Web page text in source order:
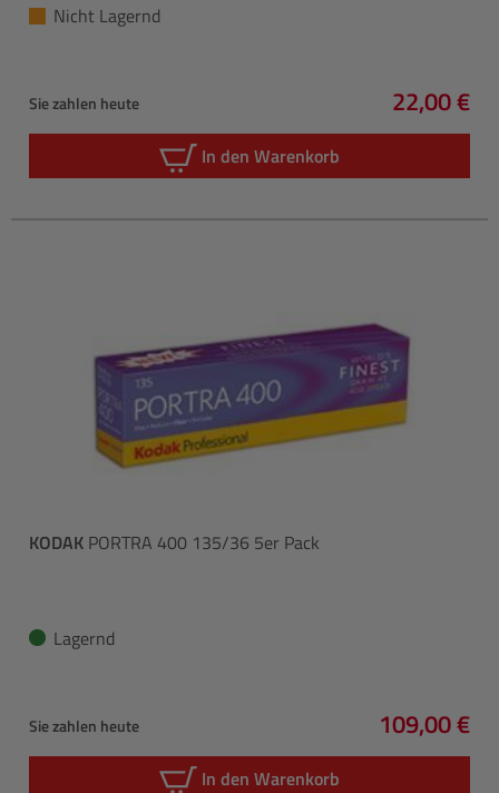
Nicht Lagernd
Sie zahlen heute 22,00 €
In den Warenkorb
KODAK PORTRA 400 135/36 5er Pack
Lagernd
Sie zahlen heute
Regulärer
109,00 €
In den Warenkorb